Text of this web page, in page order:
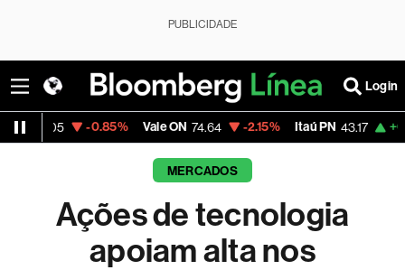
PUBLICIDADE
Login
Vale ON 74.64 -2.15% Itaú PN 43.17 +0.65%
MERCADOS
Ações de tecnologia
apoiam alta nos